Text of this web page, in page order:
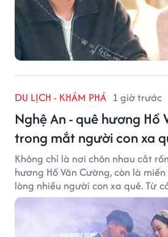
DU LỊCH - KHÁM PHÁ 1 giờ trước
Nghệ An - quê hương Hồ
trong mắt người con xa
Không chỉ là nơi chôn nhau cắt
hương Hồ Văn Cường, còn là
lòng nhiều người con xa quê. Từ
đến hương vị quê nhà, tất cả
điều khiến họ luôn mong ngày trở